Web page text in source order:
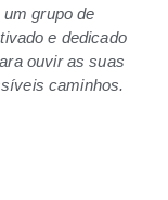
grupo de
e dedicado
ouvir as suas
caminhos.